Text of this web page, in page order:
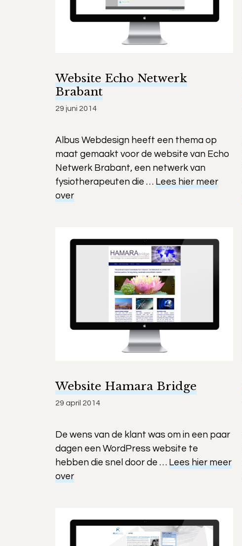
Website Echo Netwerk
Brabant
29 juni 2014
Albus Webdesign heeft een thema op
maat gemaakt voor de website van Echo
Netwerk Brabant, een netwerk van
fysiotherapeuten die … Lees hier meer
over
Website Hamara Bridge
29 april 2014
De wens van de klant was om in een paar
dagen een WordPress website te
hebben die snel door de … Lees hier meer
over